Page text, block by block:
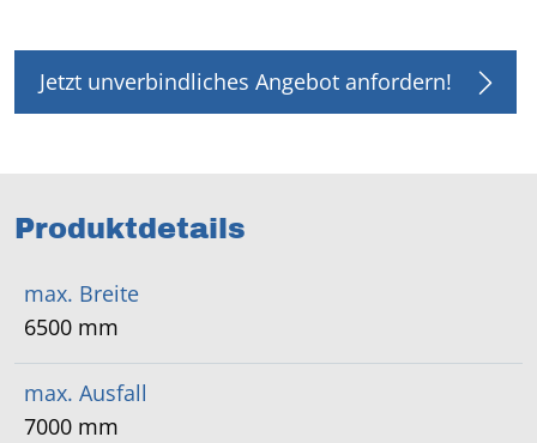
Jetzt unverbindliches Angebot anfordern!
Produktdetails
max. Breite
6500 mm
max. Ausfall
7000 mm